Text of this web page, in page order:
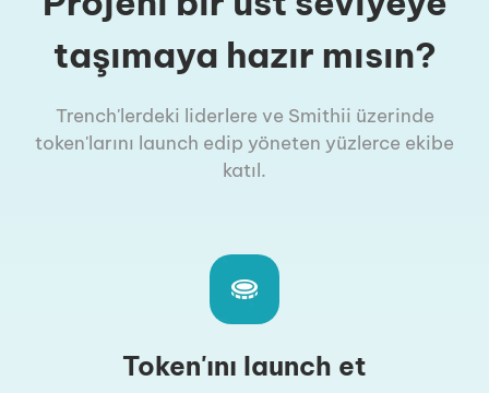
taşımaya hazır mısın?
Trench'lerdeki liderlere ve Smithii üzerinde
token'larını launch edip yöneten yüzlerce ekibe
katıl.
Token'ını launch et